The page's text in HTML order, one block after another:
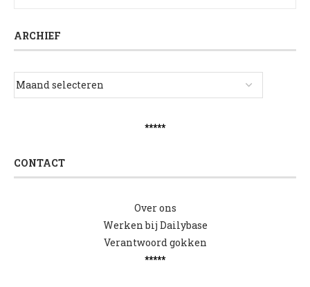
ARCHIEF
*****
CONTACT
Over ons
Werken bij Dailybase
Verantwoord gokken
*****